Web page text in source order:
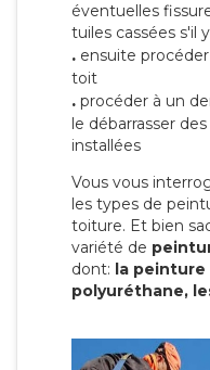
éventuelles
tuiles cassées s'il
. ensuite
toit
. procéder à un
le débarrasser
installées
Vous vous
les types de
toiture. Et bien
variété de
dont: la
polyuréthane,